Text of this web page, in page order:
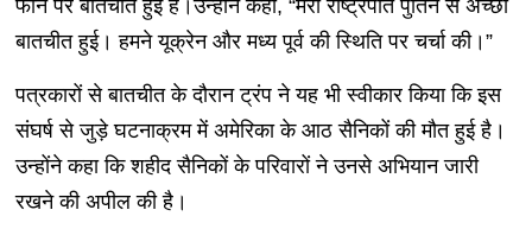
फोन पर बातचीत हुई है।उन्होंने कहा, “मेरी राष्ट्रपति पुतिन से अच्छी
बातचीत हुई। हमने यूक्रेन और मध्य पूर्व की स्थिति पर चर्चा की।”
पत्रकारों से बातचीत के दौरान ट्रंप ने यह भी स्वीकार किया कि इस
संघर्ष से जुड़े घटनाक्रम में अमेरिका के आठ सैनिकों की मौत हुई है।
उन्होंने कहा कि शहीद सैनिकों के परिवारों ने उनसे अभियान जारी
रखने की अपील की है।